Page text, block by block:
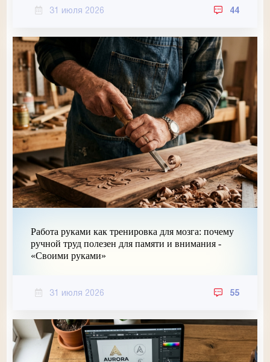
31 июля 2026 44
Работа руками как тренировка для мозга: почему
ручной труд полезен для памяти и внимания -
«Своими руками»
31 июля 2026 55